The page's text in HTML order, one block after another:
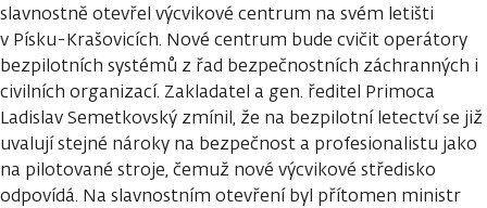
slavnostně otevřel výcvikové centrum na svém letišti
v Písku-Krašovicích. Nové centrum bude cvičit operátory
bezpilotních systémů z řad bezpečnostních záchranných i
civilních organizací. Zakladatel a gen. ředitel Primoca
Ladislav Semetkovský zmínil, že na bezpilotní letectví se již
uvalují stejné nároky na bezpečnost a profesionalistu jako
na pilotované stroje, čemuž nové výcvikové středisko
odpovídá. Na slavnostním otevření byl přítomen ministr